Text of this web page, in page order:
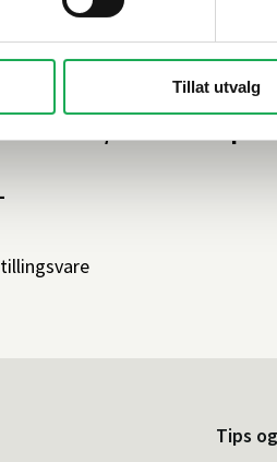
Tillat utvalg
Tips